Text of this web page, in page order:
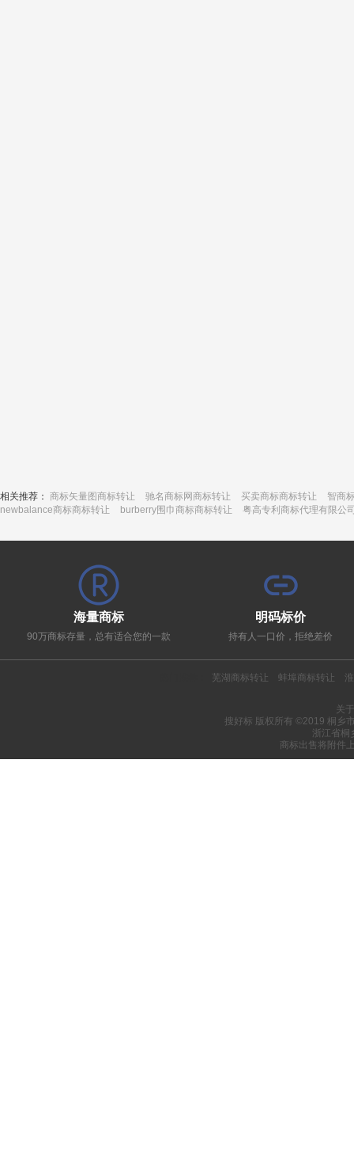
相关推荐： 商标矢量图商标转让 驰名商标网商标转让 买卖商标商标转让
智商
newbalance商标商标转让
burberry围巾商标商标转让 粤高专利商标代理有限公
海量商标
90万商标存量，总有适合您的一款
明码标价
持有人一口价，拒绝差价
芜湖商标转让 蚌埠商标转让
关
搜好标 版权所有 ©2019 桐乡
浙江省桐
商标出售将附件